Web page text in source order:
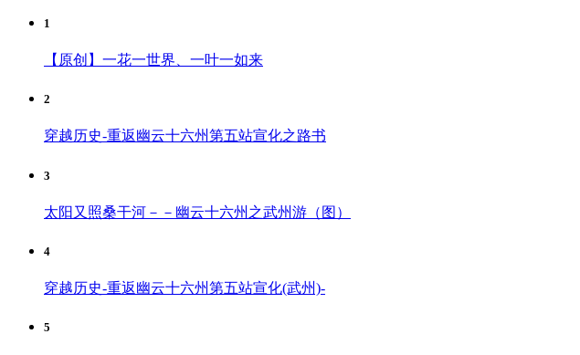
1
【原创】一花一世界、一叶一如来
2
穿越历史-重返幽云十六州第五站宣化之路书
3
太阳又照桑干河－－幽云十六州之武州游（图）
4
穿越历史-重返幽云十六州第五站宣化(武州)-
5